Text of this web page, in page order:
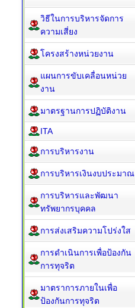
วิธีในการบริหารจัดการ
ความเสี่ยง
โครงสร้างหน่วยงาน
แผนการขับเคลื่อนหน่วย
งาน
มาตรฐานการปฏิบัติงาน
ITA
การบริหารงาน
การบริหารเงินงบประมาณ
การบริหารและพัฒนา
ทรัพยากรบุคคล
การส่งเสริมความโปร่งใส
การดำเนินการเพื่อป้องกัน
การทุจริต
มาตราการภายในเพื่อ
ป้องกันการทุจริต